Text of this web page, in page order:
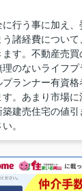
行う事に加え
諸経費につい
す。不動産売買
のないライフプ
ランナー有資
。あまり市場
建売住宅の値
。